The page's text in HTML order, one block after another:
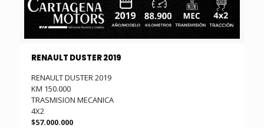
RENAULT DUSTER 2019
RENAULT DUSTER 2019
KM 150.000
TRASMISION MECANICA
4X2
$57.000.000